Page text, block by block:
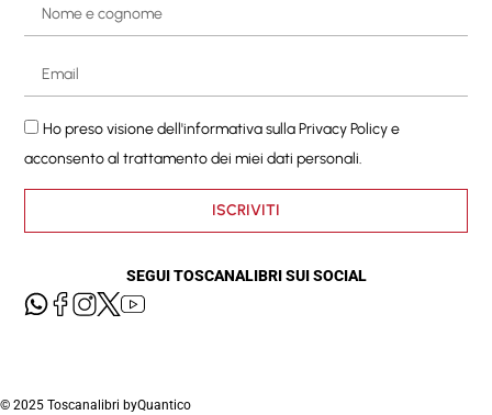
Ho preso visione dell'informativa sullaPrivacy Policye
acconsento al trattamento dei miei dati personali.
ISCRIVITI
SEGUI TOSCANALIBRI SUI SOCIAL
© 2025 Toscanalibri byQuantico